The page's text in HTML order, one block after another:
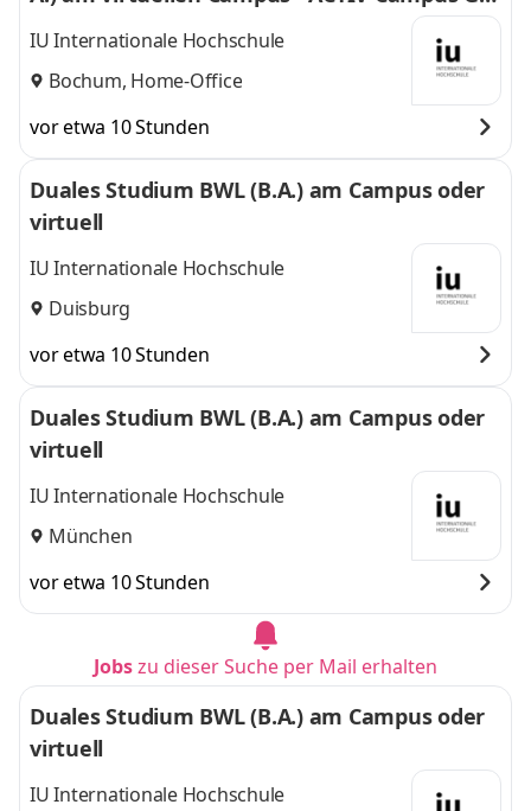
bH & Co KG
IU Internationale Hochschule
Bochum, Home-Office
vor etwa 10 Stunden
Duales Studium BWL (B.A.) am Campus oder
virtuell
IU Internationale Hochschule
Duisburg
vor etwa 10 Stunden
Duales Studium BWL (B.A.) am Campus oder
virtuell
IU Internationale Hochschule
München
vor etwa 10 Stunden
Jobszu dieser Suche per Mail erhalten
Duales Studium BWL (B.A.) am Campus oder
virtuell
IU Internationale Hochschule